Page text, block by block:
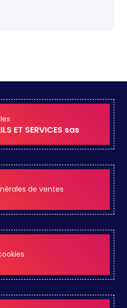
ET SERVICES sas
de ventes